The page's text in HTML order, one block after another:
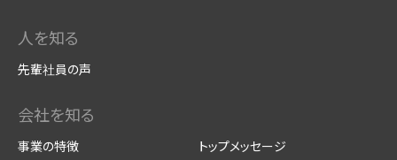
人を知る
先輩社員の声
会社を知る
事業の特徴
トップメッセージ